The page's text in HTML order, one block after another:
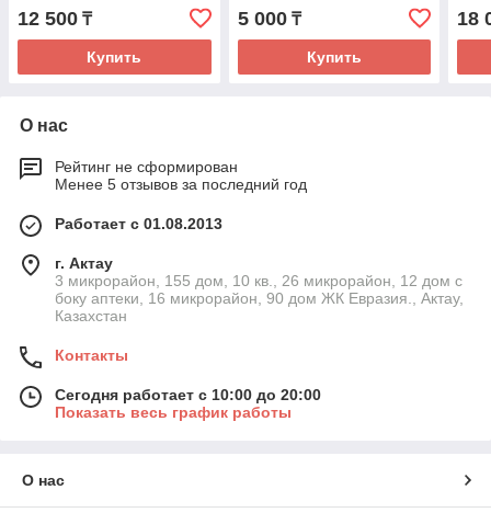
12 500 ₸
Купить
5 000₸
Купить
18
О нас
Рейтинг не сформирован
Менее 5 отзывов за последний год
Работает с 01.08.2013
г. Актау
3 микрорайон, 155 дом, 10 кв., 26 микрорайон, 12 дом с
боку аптеки, 16 микрорайон, 90 дом ЖК Евразия., Актау,
Казахстан
Контакты
Сегодня работает с 10:00 до 20:00
Показать весь график работы
О нас